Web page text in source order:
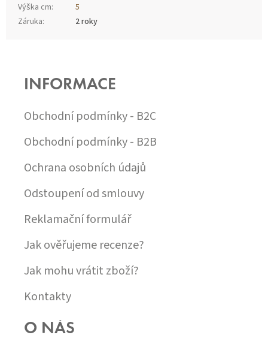
Výška cm:
5
Záruka:
2 roky
INFORMACE
Obchodní podmínky - B2C
Obchodní podmínky - B2B
Ochrana osobních údajů
Odstoupení od smlouvy
Reklamační formulář
Jak ověřujeme recenze?
Jak mohu vrátit zboží?
Kontakty
O NÁS